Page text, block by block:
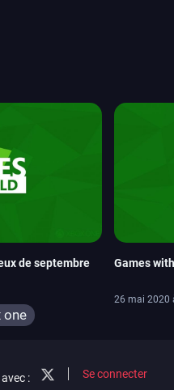
de septembre
one
Games
26 mai 2020
: Se connecter